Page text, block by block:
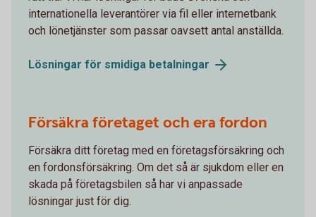
internationella leverantörer via fil eller internetbank
och lönetjänster som passar oavsett antal anställda.
Lösningar för smidiga betalningar
Försäkra företaget och era fordon
Försäkra ditt företag med en företagsförsäkring och
en fordonsförsäkring. Om det så är sjukdom eller en
skada på företagsbilen så har vi anpassade
lösningar just för dig.